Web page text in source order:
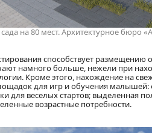
на 80 мест. Архитектурное
способствует размещению
намного больше, нежели при
Кроме этого, нахождение на
для игр и обучения малышей:
для веселых стартов; выделенная
возрастные потребности.